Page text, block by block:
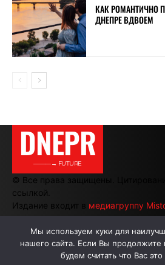
КАК РОМАНТИЧНО
ДНЕПРЕ ВДВОЕМ
DNEPR
———→ FUTURE
© Все права защищены.
ссылкой.
Издание входит в медиагруппу
АВТОРЫ
Мы используем куки для
нашего сайта. Если Вы продолжите
будем считать что Вас это